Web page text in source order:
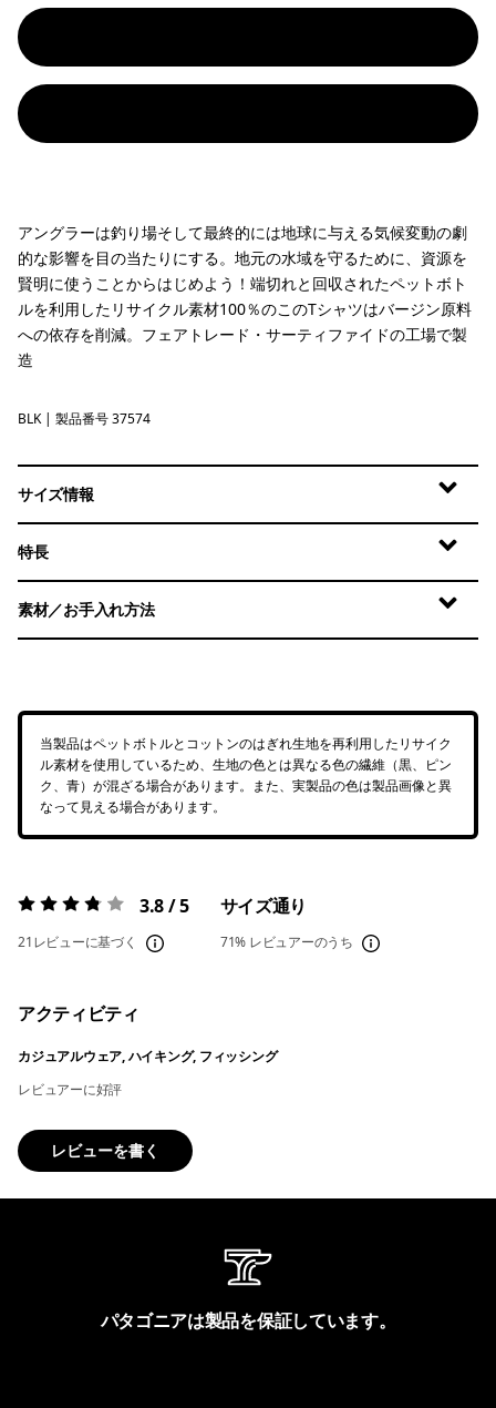
アングラーは釣り場そして最終的には地球に与える気候変動の劇
的な影響を目の当たりにする。地元の水域を守るために、資源を
賢明に使うことからはじめよう！端切れと回収されたペットボト
ルを利用したリサイクル素材100％のこのTシャツはバージン原料
への依存を削減。フェアトレード・サーティファイドの工場で製
造
Black
BLK | 製品番号 37574
サイズ情報
特長
素材／お手入れ方法
当製品はペットボトルとコットンのはぎれ生地を再利用したリサイク
ル素材を使用しているため、生地の色とは異なる色の繊維（黒、ピン
ク、青）が混ざる場合があります。また、実製品の色は製品画像と異
なって見える場合があります。
評価:3.8 / 5 3.8 / 5
21レビューに基づく
サイズ通り
71% レビュアーのうち
アクティビティ
カジュアルウェア, ハイキング, フィッシング
レビュアーに好評
レビューを書く
パタゴニアは製品を保証しています。